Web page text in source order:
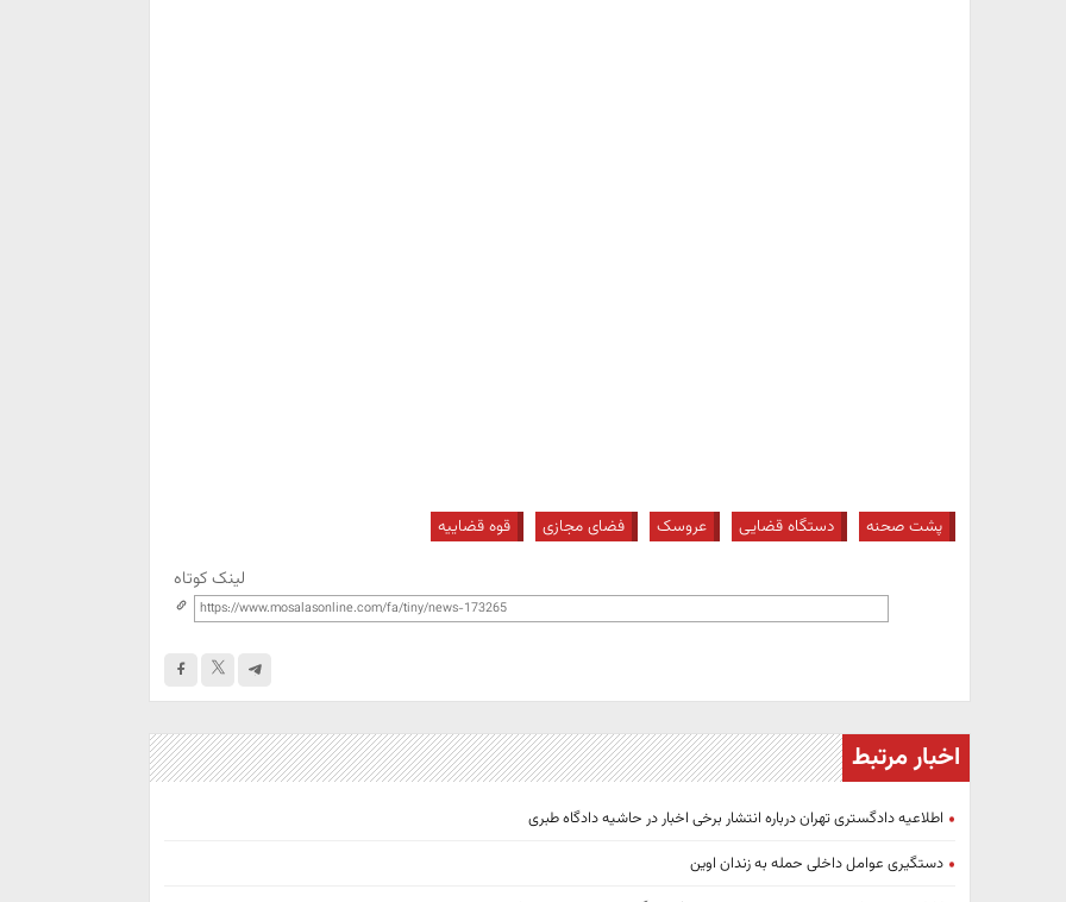
پشت صحنه دستگاه قضایی عروسک فضای مجازی قوه قضاییه
لینک کوتاه
اخبار مرتبط
اطلاعیه دادگستری تهران درباره انتشار برخی اخبار در حاشیه دادگاه طبری
دستگیری عوامل داخلی حمله به زندان اوین